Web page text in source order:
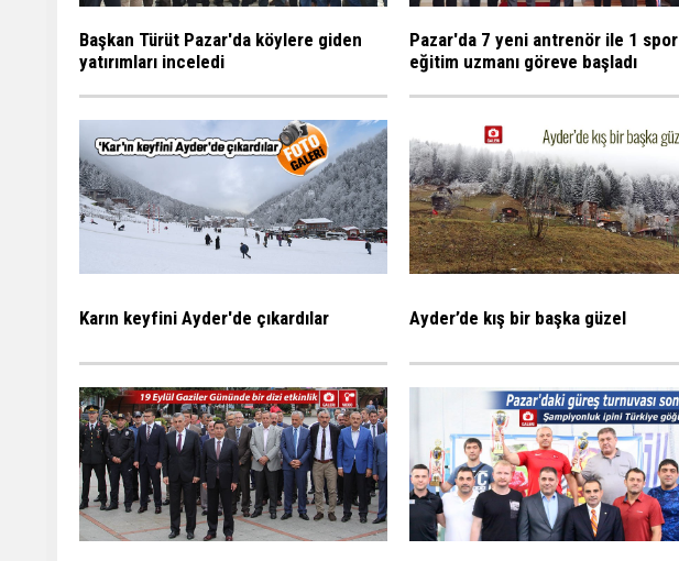
Başkan Türüt Pazar'da köylere giden
yatırımları inceledi
Pazar'da 7 yeni antrenör ile 1 spor
eğitim uzmanı göreve başladı
Karın keyfini Ayder'de çıkardılar Ayder’de kış bir başka güzel